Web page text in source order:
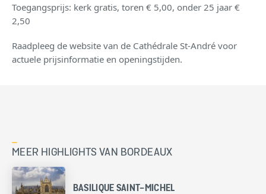
Toegangsprijs: kerk gratis, toren € 5,00, onder 25 jaar €
2,50
Raadpleeg de website van de Cathédrale St-André voor
actuele prijsinformatie en openingstijden.
MEER HIGHLIGHTS VAN BORDEAUX
BASILIQUE SAINT-MICHEL